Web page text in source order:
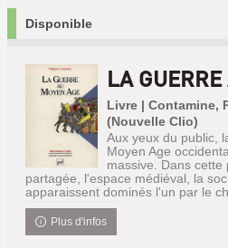
Disponible
LA
Livre | Contamine,
(Nouvelle Clio)
Aux yeux du public,
Moyen Age
massive. Dans
partagée, l'espace médiéval, la
apparaissent dominés l'un par le
Plus d'infos